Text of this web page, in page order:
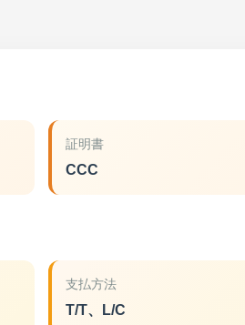
証明書
CCC
支払方法
T/T、L/C